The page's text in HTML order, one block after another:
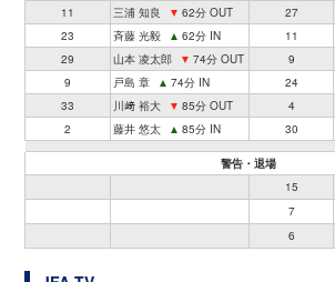
11
三浦 知良 ▼ 62分 OUT 27
23
斉藤 光毅 ▲ 62分 IN 11
29
山本 凌太郎 ▼ 74分 OUT 9
9
戸島 章 ▲ 74分 IN 24
33
川﨑 裕大 ▼ 85分 OUT 4
2
藤井 悠太 ▲ 85分 IN 30
警告・退場
15
7
6